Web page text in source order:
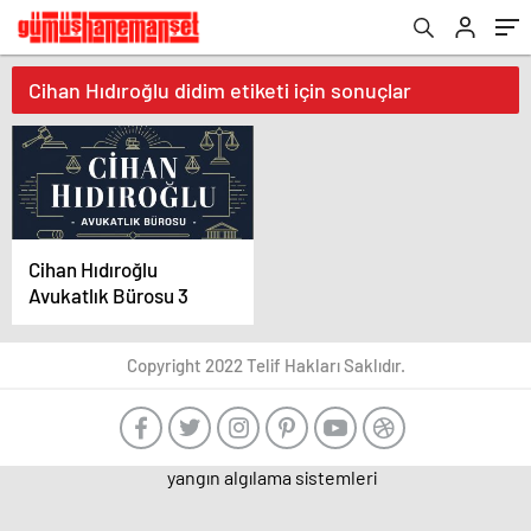
Cihan Hıdıroğlu didim etiketi için sonuçlar
Cihan Hıdıroğlu
Avukatlık Bürosu 3
Copyright 2022 Telif Hakları Saklıdır.
yangın algılama sistemleri